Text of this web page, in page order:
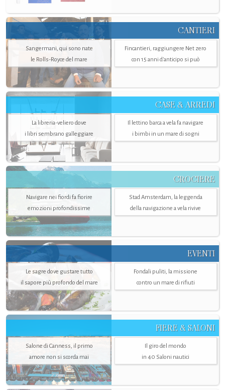
CANTIERI
Sangermani, qui sono nate
le Rolls-Royce del mare
Fincantieri, raggiungere Net zero
con 15 anni d'anticipo si può
CASE & ARREDI
La libreria-veliero dove
i libri sembrano galleggiare
Il lettino barca a vela fa navigare
i bimbi in un mare di sogni
CROCIERE
Navigare nei fiordi fa fiorire
emozioni profondissime
Stad Amsterdam, la leggenda
della navigazione a vela rivive
EVENTI
Le sagre dove gustare tutto
il sapore più profondo del mare
Fondali puliti, la missione
contro un mare di rifiuti
FIERE & SALONI
Salone di Canness, il primo
amore non si scorda mai
Il giro del mondo
in 40 Saloni nautici